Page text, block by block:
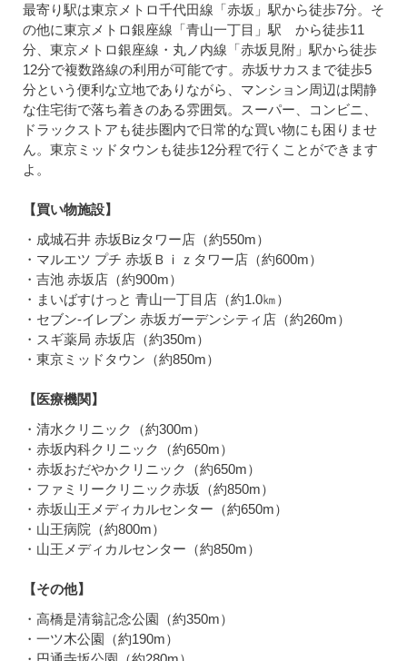
最寄り駅は東京メトロ千代田線「赤坂」駅から徒歩7分。そ
の他に東京メトロ銀座線「青山一丁目」駅 から徒歩11
分、東京メトロ銀座線・丸ノ内線「赤坂見附」駅から徒歩
12分で複数路線の利用が可能です。赤坂サカスまで徒歩5
分という便利な立地でありながら、マンション周辺は閑静
な住宅街で落ち着きのある雰囲気。スーパー、コンビニ、
ドラックストアも徒歩圏内で日常的な買い物にも困りませ
ん。東京ミッドタウンも徒歩12分程で行くことができます
よ。
【買い物施設】
・成城石井 赤坂Bizタワー店（約550m）
・マルエツ プチ 赤坂Ｂｉｚタワー店（約600m）
・吉池 赤坂店（約900m）
・まいばすけっと 青山一丁目店（約1.0㎞）
・セブン-イレブン 赤坂ガーデンシティ店（約260m）
・スギ薬局 赤坂店（約350m）
・東京ミッドタウン（約850m）
【医療機関】
・清水クリニック（約300m）
・赤坂内科クリニック（約650m）
・赤坂おだやかクリニック（約650m）
・ファミリークリニック赤坂（約850m）
・赤坂山王メディカルセンター（約650m）
・山王病院（約800m）
・山王メディカルセンター（約850m）
【その他】
・高橋是清翁記念公園（約350m）
・一ツ木公園（約190m）